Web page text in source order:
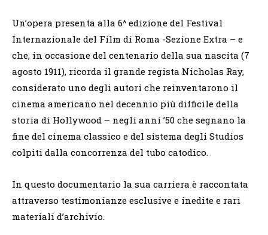
Un’opera presenta alla 6^ edizione del Festival
Internazionale del Film di Roma -Sezione Extra – e
che, in occasione del centenario della sua nascita (7
agosto 1911), ricorda il grande regista Nicholas Ray,
considerato uno degli autori che reinventarono il
cinema americano nel decennio più difficile della
storia di Hollywood – negli anni ’50 che segnano la
fine del cinema classico e del sistema degli Studios
colpiti dalla concorrenza del tubo catodico.
In questo documentario la sua carriera è raccontata
attraverso testimonianze esclusive e inedite e rari
materiali d’archivio.